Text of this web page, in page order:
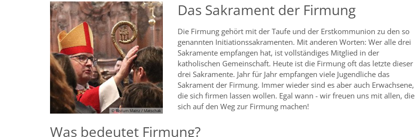
© Bistum Mainz / Matschak
Das Sakrament der Firmung
Die Firmung gehört mit der Taufe und der Erstkommunion zu den so
genannten Initiationssakramenten. Mit anderen Worten: Wer alle drei
Sakramente empfangen hat, ist vollständiges Mitglied in der
katholischen Gemeinschaft. Heute ist die Firmung oft das letzte dieser
drei Sakramente. Jahr für Jahr empfangen viele Jugendliche das
Sakrament der Firmung. Immer wieder sind es aber auch Erwachsene,
die sich firmen lassen wollen. Egal wann - wir freuen uns mit allen, die
sich auf den Weg zur Firmung machen!
Was bedeutet Firmung?